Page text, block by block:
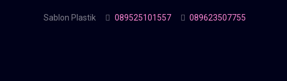
Sablon Plastik 089525101557 089623507755